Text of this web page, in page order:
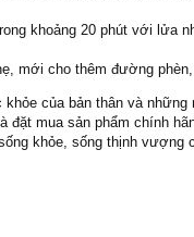
khoảng 20 phút với lửa
mới cho thêm đường
của bản thân và
đặt mua sản phẩm chính
khỏe, sống thịnh vượng